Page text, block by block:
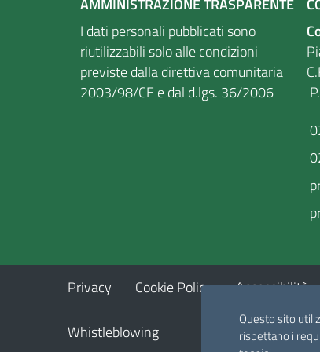
Questo sito
rispettano i
AMMINISTRAZIONE TRASPARENTE
I dati personali pubblicati sono
riutilizzabili solo alle condizioni
previste dalla direttiva comunitaria
2003/98/CE e dal d.lgs. 36/2006
Privacy Cookie Policy Accessibilità
Whistleblowing